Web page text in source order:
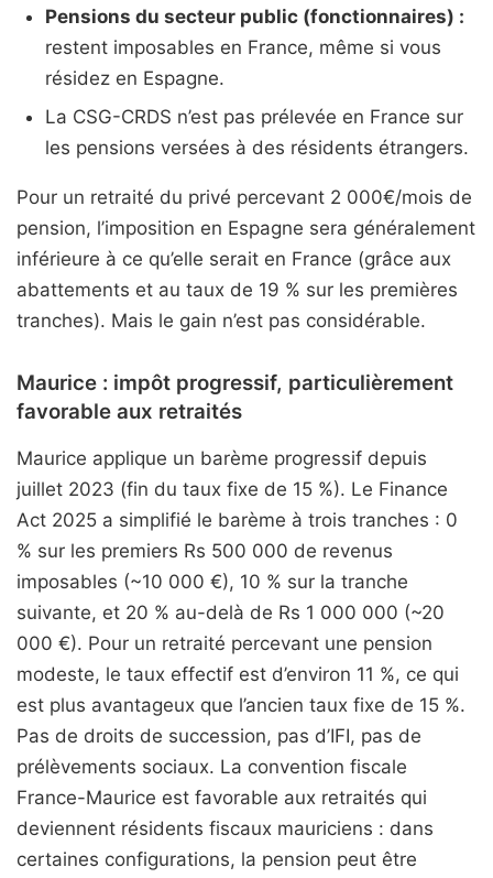
Pensions du secteur public (fonctionnaires) :
restent imposables en France, même si vous
résidez en Espagne.
La CSG-CRDS n’est pas prélevée en France sur
les pensions versées à des résidents étrangers.
Pour un retraité du privé percevant 2 000€/mois de
pension, l’imposition en Espagne sera généralement
inférieure à ce qu’elle serait en France (grâce aux
abattements et au taux de 19 % sur les premières
tranches). Mais le gain n’est pas considérable.
Maurice : impôt progressif, particulièrement
favorable aux retraités
Maurice applique un barème progressif depuis
juillet 2023 (fin du taux fixe de 15 %). Le Finance
Act 2025 a simplifié le barème à trois tranches : 0
% sur les premiers Rs 500 000 de revenus
imposables (~10 000 €), 10 % sur la tranche
suivante, et 20 % au-delà de Rs 1 000 000 (~20
000 €). Pour un retraité percevant une pension
modeste, le taux effectif est d’environ 11 %, ce qui
est plus avantageux que l’ancien taux fixe de 15 %.
Pas de droits de succession, pas d’IFI, pas de
prélèvements sociaux. La convention fiscale
France-Maurice est favorable aux retraités qui
deviennent résidents fiscaux mauriciens : dans
certaines configurations, la pension peut être